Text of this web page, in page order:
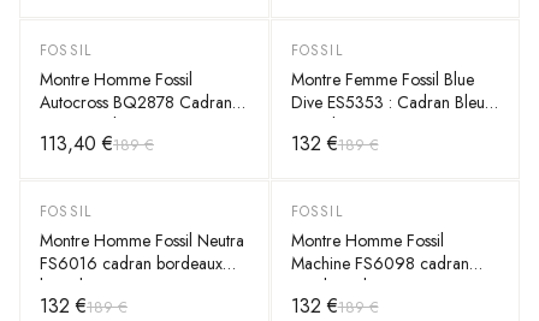
-40%
FOSSIL
Montre Homme Fossil
Autocross BQ2878 Cadran
Vert Bracelet Acier
Inoxydable 42mm
113,40 €189 €
-30%
FOSSIL
Montre Femme Fossil Blue
Dive ES5353 : Cadran Bleu,
Bracelet Acier, 36mm
132 €189 €
-30%
FOSSIL
Montre Homme Fossil Neutra
FS6016 cadran bordeaux
bracelet cuir
132 €189 €
-30%
FOSSIL
Montre Homme Fossil
Machine FS6098 cadran
noir bracelet acier
132 €189 €